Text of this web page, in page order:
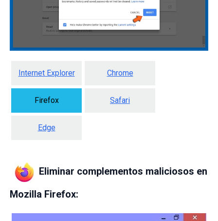
Internet Explorer Chrome
Firefox Safari
Edge
Eliminar complementos maliciosos en
Mozilla Firefox: